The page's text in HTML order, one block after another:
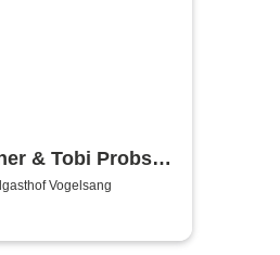
& Tobi Probst -
3x
Vogelsang